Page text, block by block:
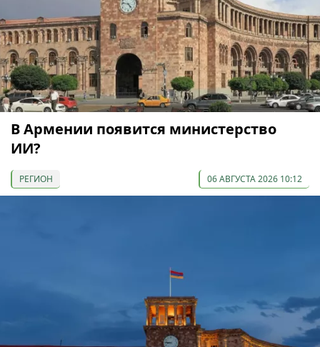
В Армении появится министерство
ИИ?
РЕГИОН 06 АВГУСТА 2026 10:12